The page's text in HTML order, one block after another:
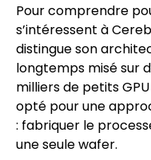
Pour comprendre
s’intéressent à
distingue son
longtemps misé sur
milliers de petits
opté pour une
: fabriquer le
une seule wafer.